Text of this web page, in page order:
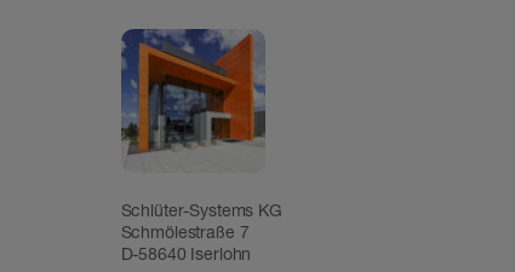
Schlüter-Systems KG
Schmölestraße 7
D-58640 Iserlohn